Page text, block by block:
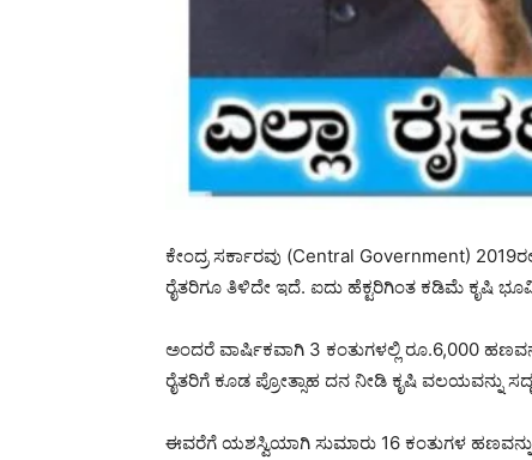
ಕೇಂದ್ರ ಸರ್ಕಾರವು (Central Government)
ರೈತರಿಗೂ ತಿಳಿದೇ ಇದೆ. ಐದು ಹೆಕ್ಟರಿಗಿಂತ ಕಡಿಮೆ ಕೃಷಿ
ಅಂದರೆ ವಾರ್ಷಿಕವಾಗಿ 3 ಕಂತುಗಳಲ್ಲಿ ರೂ.6,000
ರೈತರಿಗೆ ಕೂಡ ಪ್ರೋತ್ಸಾಹ ದನ ನೀಡಿ ಕೃಷಿ ವಲಯವನ್ನು
ಈವರೆಗೆ ಯಶಸ್ವಿಯಾಗಿ ಸುಮಾರು 16 ಕಂತುಗಳ